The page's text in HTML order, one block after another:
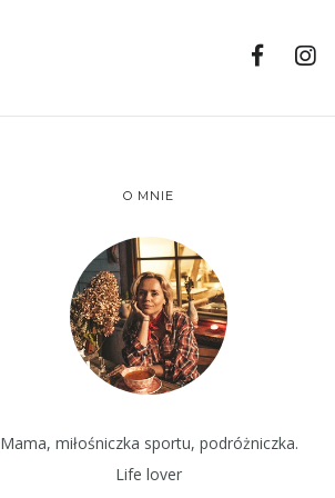
O MNIE
Mama, miłośniczka sportu, podróżniczka.
Life lover